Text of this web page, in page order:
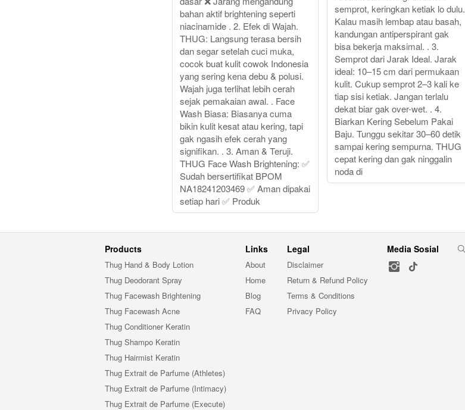
bahan aktif brightening seperti
niacinamide . 2. Efek di Wajah.
THUG: Langsung terasa bersih
dan segar setelah cuci muka,
cocok buat kulit cowok Indonesia
yang sering kena debu & polusi.
Wajah juga terlihat lebih cerah
sejak pemakaian awal. . Face
Wash Biasa: Biasanya cuma
bikin kulit kesat atau kering, tapi
gak ngasih efek cerah yang
signifikan. . 3. Aman & Teruji.
THUG Face Wash Brightening: ✅
Sudah bersertifikat BPOM
NA18241203469 ✅ Aman dipakai
setiap hari ✅ Produk
semprot, keringkan ketiak lo dulu.
Kalau masih lembap atau basah,
kandungan antiperspirant gak
bisa bekerja maksimal. . 3.
Semprot dari Jarak Ideal. Jarak
ideal: 10–15 cm dari permukaan
kulit. Cukup semprot 2–3 kali ke
tiap sisi ketiak. Jangan terlalu
dekat biar gak over-wet. . 4.
Biarkan Kering Sebelum Pakai
Baju. Tunggu sekitar 30–60 detik
sampai kering sempurna. THUG
cepat kering dan gak ninggalin
noda di
Products
Thug Hand & Body Lotion
Thug Deodorant Spray
Thug Facewash Brightening
Thug Facewash Acne
Thug Conditioner Keratin
Thug Shampo Keratin
Thug Hairmist Keratin
Thug Extrait de Parfume (Athletes)
Thug Extrait de Parfume (Intimacy)
Thug Extrait de Parfume (Execute)
Links
About
Home
Blog
FAQ
Legal
Disclaimer
Return & Refund Policy
Terms & Conditions
Privacy Policy
Media Sosial